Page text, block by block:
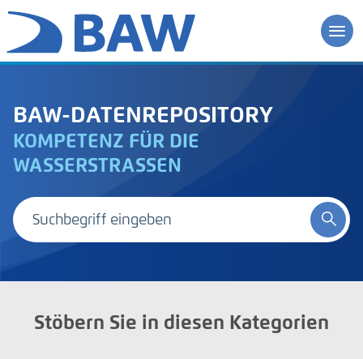
BAW-DATENREPOSITORY
KOMPETENZ FÜR DIE
WASSERSTRASSEN
Stöbern Sie in diesen Kategorien